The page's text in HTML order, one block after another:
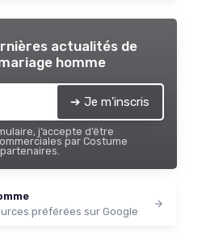
actualités de
homme
➔ Je m'inscris
j’accepte d’être
par Costume
préférées sur Google